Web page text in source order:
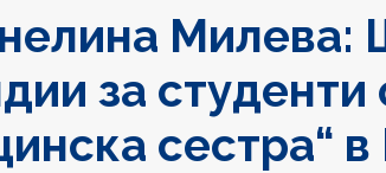
Милева:
за студенти
сестра“